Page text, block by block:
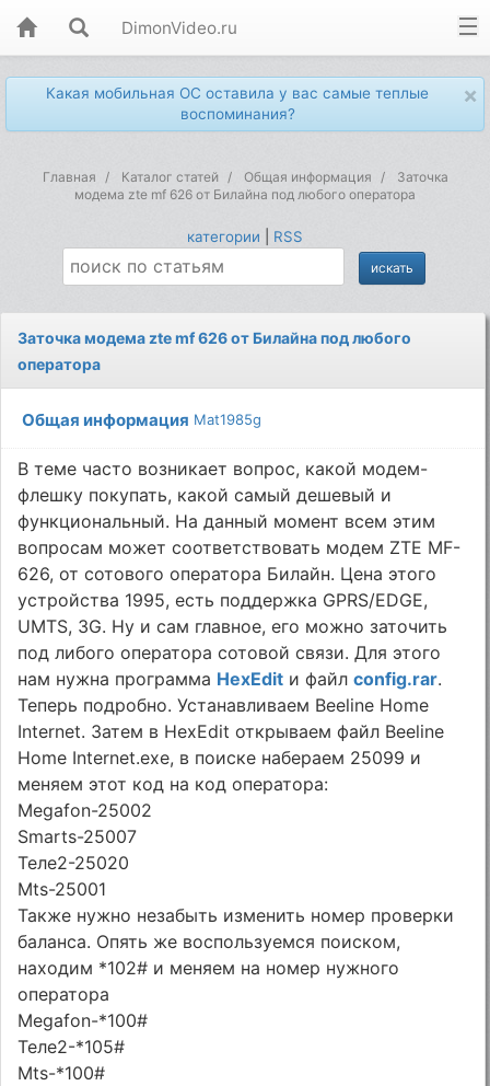
DimonVideo.ru
×
Какая мобильная ОС оставила у вас самые теплые
воспоминания?
Главная Каталог статей Общая информация
Заточка
модема ztе mf 626 от Билайна под любого оператора
категории RSS
Заточка модема ztе mf 626 от Билайна под любого
оператора
Общая информация Mat1985g
В теме часто возникает вопрос, какой модем-
флешку покупать, какой самый дешевый и
функциональный. На данный момент всем этим
вопросам может соответствовать модем ZTE MF-
626, от сотового оператора Билайн. Цена этого
устройства 1995, есть поддержка GPRS/EDGE,
UMTS, 3G. Ну и сам главное, его можно заточить
под либого оператора сотовой связи. Для этого
нам нужна программа HexEdit и файлconfig.rar.
Теперь подробно. Устанавливаем Beeline Home
Internet. Затем в HexEdit открываем файл Beeline
Home Internet.eхе, в поиске набераем 25099 и
меняем этот код на код оператора:
Mеgаfon-25002
Smаrts-25007
Теле2-25020
Mts-25001
Также нужно незабыть изменить номер проверки
баланса. Опять же воспользуемся поиском,
находим *102# и меняем на номер нужного
оператора
Меgаfon-*100#
Теле2-*105#
Мts-*100#